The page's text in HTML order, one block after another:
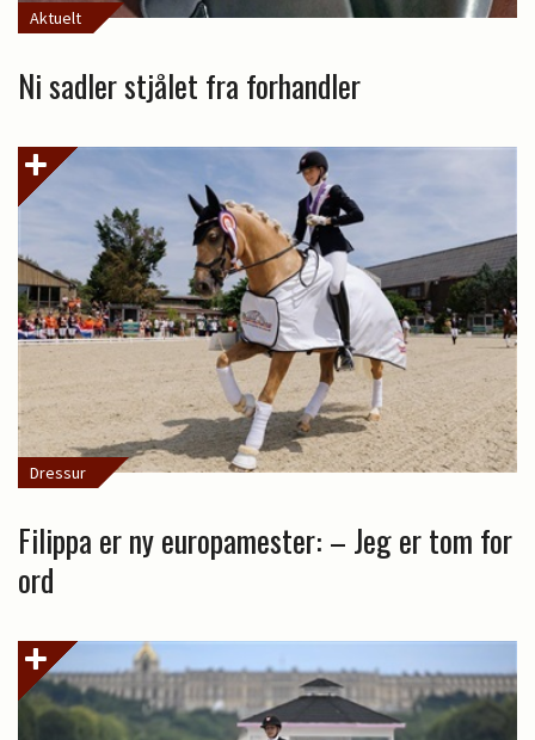
Aktuelt
Ni sadler stjålet fra forhandler
Dressur
Filippa er ny europamester: – Jeg er tom for
ord